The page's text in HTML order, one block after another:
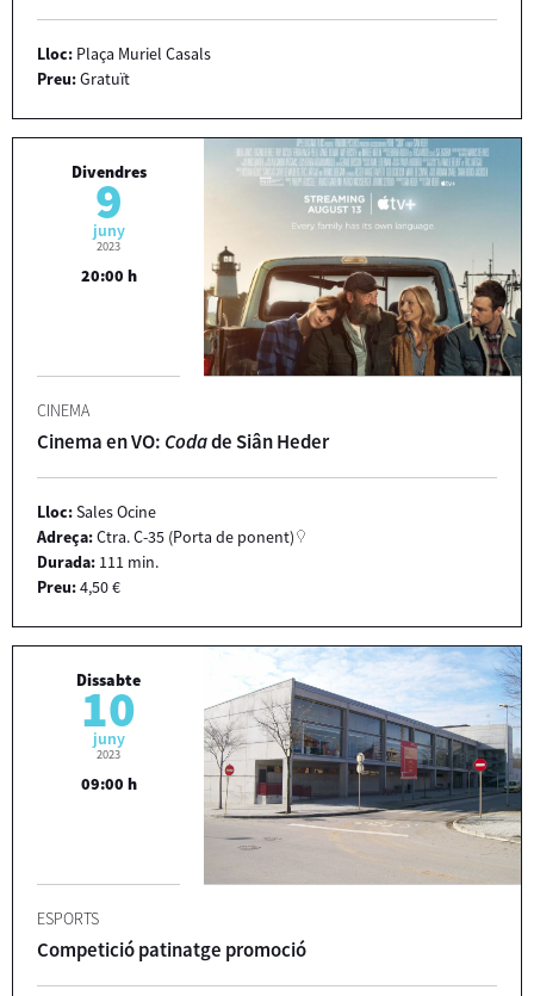
Lloc: Plaça Muriel Casals
Preu:Gratuït
Divendres
9
juny
2023
20:00 h
CINEMA
Cinema en VO: Codade Siân Heder
Lloc:Sales Ocine
Adreça:Ctra. C-35 (Porta de ponent)
Durada: 111 min.
Preu:4,50 €
Dissabte
10
juny
2023
09:00 h
ESPORTS
Competició patinatge promoció